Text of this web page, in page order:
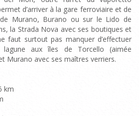
d’arriver à la gare ferroviaire et de
Murano, Burano ou sur le Lido de
la Strada Nova avec ses boutiques et
faut surtout pas manquer d’effectuer
aux îles de Torcello (aimée
Murano avec ses maîtres verriers.
km